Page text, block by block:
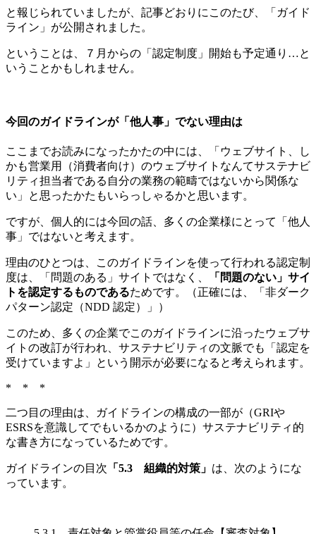
と報じられていましたが、記事どおりにこのたび、「ガイド
ライン」が公開されました。
ということは、７月からの「認定制度」開始も予定通り…と
いうことかもしれません。
今回のガイドラインが「他人事」でない理由は
ここまでお読みになったかたの中には、「ウェブサイト、し
かも営業用（消費者向け）のウェブサイトなんてサステナビ
リティ担当者である自分の業務の範疇ではないから関係な
い」と思ったかたもいらっしゃるかと思います。
ですが、個人的には今回の話、多くの企業様にとって「他人
事」ではないと考えます。
理由のひとつは、このガイドラインを使って行われる認定制
度は、「問題のある」サイトではなく、
「問題のない」サイ
トを認定するものであるためです。（正確には、「非ダーク
パターン認定（NDD 認定）」）
このため、多くの企業でこのガイドラインに沿ったウェブサ
イトの改訂が行われ、サステナビリティの文脈でも「認定を
受けていますよ」という開示が必要になると考えられます。
* * *
二つ目の理由は、ガイドラインの構成の一部が（GRIや
ESRSを意識してでもいるかのように）サステナビリティ的
な書き方になっているためです。
ガイドラインの目次 「5.3 組織的対策」 は、次のようにな
っています。